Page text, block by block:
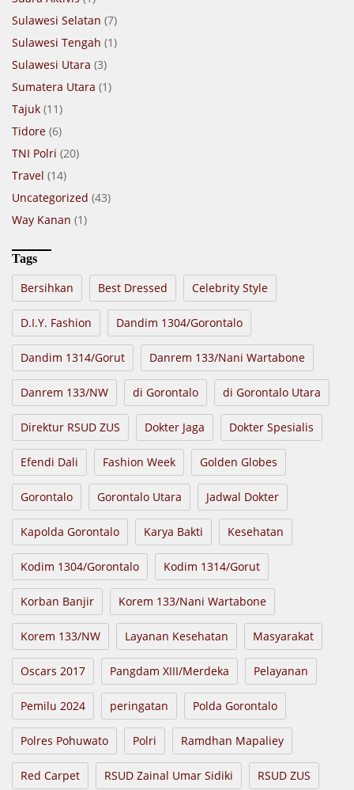
Sulawesi Selatan (7)
Sulawesi Tengah (1)
Sulawesi Utara (3)
Sumatera Utara (1)
Tajuk (11)
Tidore (6)
TNI Polri (20)
Travel (14)
Uncategorized (43)
Way Kanan (1)
Tags
Bersihkan Best Dressed Celebrity Style
D.I.Y. Fashion Dandim 1304/Gorontalo
Dandim 1314/Gorut Danrem 133/Nani Wartabone
Danrem 133/NW di Gorontalo di Gorontalo Utara
Direktur RSUD ZUS Dokter Jaga Dokter Spesialis
Efendi Dali Fashion Week Golden Globes
Gorontalo Gorontalo Utara Jadwal Dokter
Kapolda Gorontalo Karya Bakti Kesehatan
Kodim 1304/Gorontalo Kodim 1314/Gorut
Korban Banjir Korem 133/Nani Wartabone
Korem 133/NW Layanan Kesehatan Masyarakat
Oscars 2017 Pangdam XIII/Merdeka Pelayanan
Pemilu 2024 peringatan Polda Gorontalo
Polres Pohuwato Polri Ramdhan Mapaliey
Red Carpet RSUD Zainal Umar Sidiki RSUD ZUS